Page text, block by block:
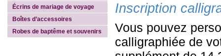
Écrins de mariage de voyage
Boîtes d’accessoires
Robes de baptême et souvenirs
Inscription
Vous pouvez
calligraphiée de